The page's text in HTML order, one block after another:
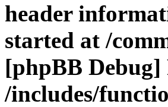
header
started at /
[phpBB Debug]
/includes/